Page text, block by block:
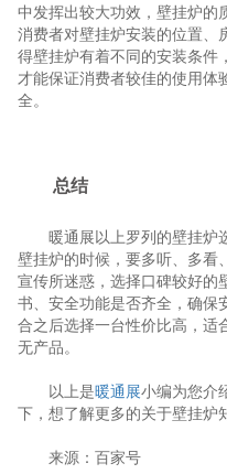
中发挥出较大功效，壁挂炉的
消费者对壁挂炉安装的位置、
得壁挂炉有着不同的安装条件
才能保证消费者较佳的使用体
全。
总结
暖通展以上罗列的壁挂炉
壁挂炉的时候，要多听、多看
宣传所迷惑，选择口碑较好的
书、安全功能是否齐全，确保
合之后选择一台性价比高，适
无产品。
以上是暖通展小编为您介
下，想了解更多的关于壁挂炉
来源：百家号